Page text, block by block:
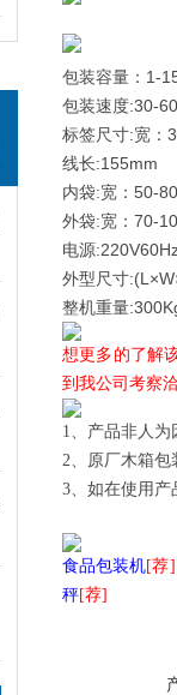
包装容量：1-
包装速度:30-
标签尺寸:宽：
线长:155mm
内袋:宽：50-
外袋:宽：70-
电源
外型尺寸
整机重量
想更多的了解
到我公司考察
1、产品非人
2、原厂木箱包
3、如在使用产
食品包装机[荐]
秤[荐]